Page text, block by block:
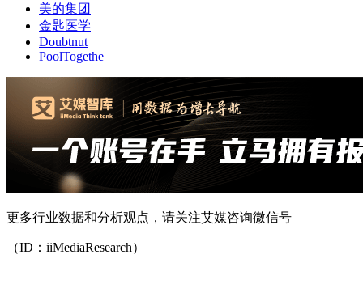
美的集团
金匙医学
Doubtnut
PoolTogethe
更多行业数据和分析观点，请关注艾媒咨询微信号
（ID：iiMediaResearch）